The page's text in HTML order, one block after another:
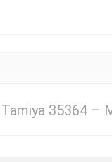
Tamiya 35364 –